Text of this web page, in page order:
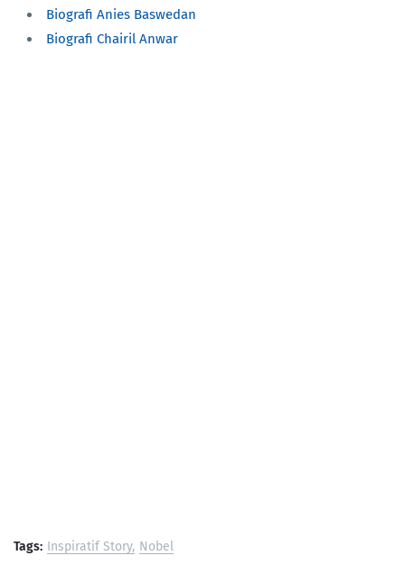
Biografi Anies Baswedan
Biografi Chairil Anwar
Tags: Inspiratif Story Nobel